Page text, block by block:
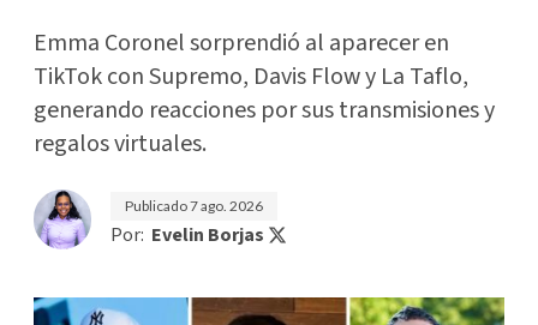
Emma Coronel sorprendió al aparecer en
TikTok con Supremo, Davis Flow y La Taflo,
generando reacciones por sus transmisiones y
regalos virtuales.
Publicado7 ago. 2026
Por: Evelin Borjas